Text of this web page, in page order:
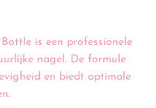
is een professionele
nagel. De formule
en biedt optimale